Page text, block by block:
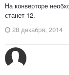
На конверторе
станет 12.
28 декабря, 2014